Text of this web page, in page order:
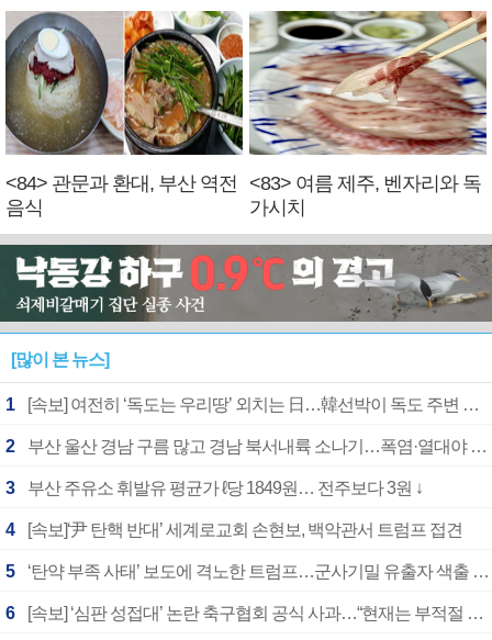
<84> 관문과 환대, 부산 역전
음식
<83> 여름 제주, 벤자리와 독
가시치
[많이 본 뉴스]
1 [속보] 여전히 ‘독도는 우리땅’ 외치는 日…韓선박이 독도 주변 해양조사 활동하자 반발
2 부산 울산 경남 구름 많고 경남 북서내륙 소나기…폭염·열대야 계속
3 부산 주유소 휘발유 평균가 ℓ당 1849원… 전주보다 3원 ↓
4 [속보]‘尹 탄핵 반대’ 세계로교회 손현보, 백악관서 트럼프 접견
5 ‘탄약 부족 사태’ 보도에 격노한 트럼프…군사기밀 유출자 색출 지시
6 [속보] ‘심판 성접대’ 논란 축구협회 공식 사과…“현재는 부적절 행위 없어”